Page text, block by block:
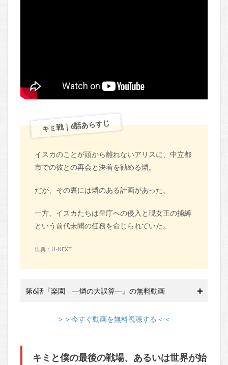
キミ戦｜6話あらすじ
イスカのことが頭から離れないアリスに、中立都
市での彼との再会と決着を勧める燐。
だが、その裏には燐のある計画があった。
一方、イスカたちは皇庁への侵入と現女王の捕縛
という前代未聞の任務を命じられていた。
出典：U-NEXT
第6話『楽園 ―燐の大誤算―』の無料動画
＞＞今すぐ動画を無料視聴する＜＜
キミと僕の最後の戦場、あるいは世界が始